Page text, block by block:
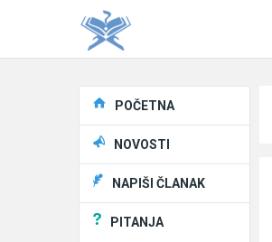
Explore
POČETNA
NOVOSTI
NAPIŠI ČLANAK
PITANJA